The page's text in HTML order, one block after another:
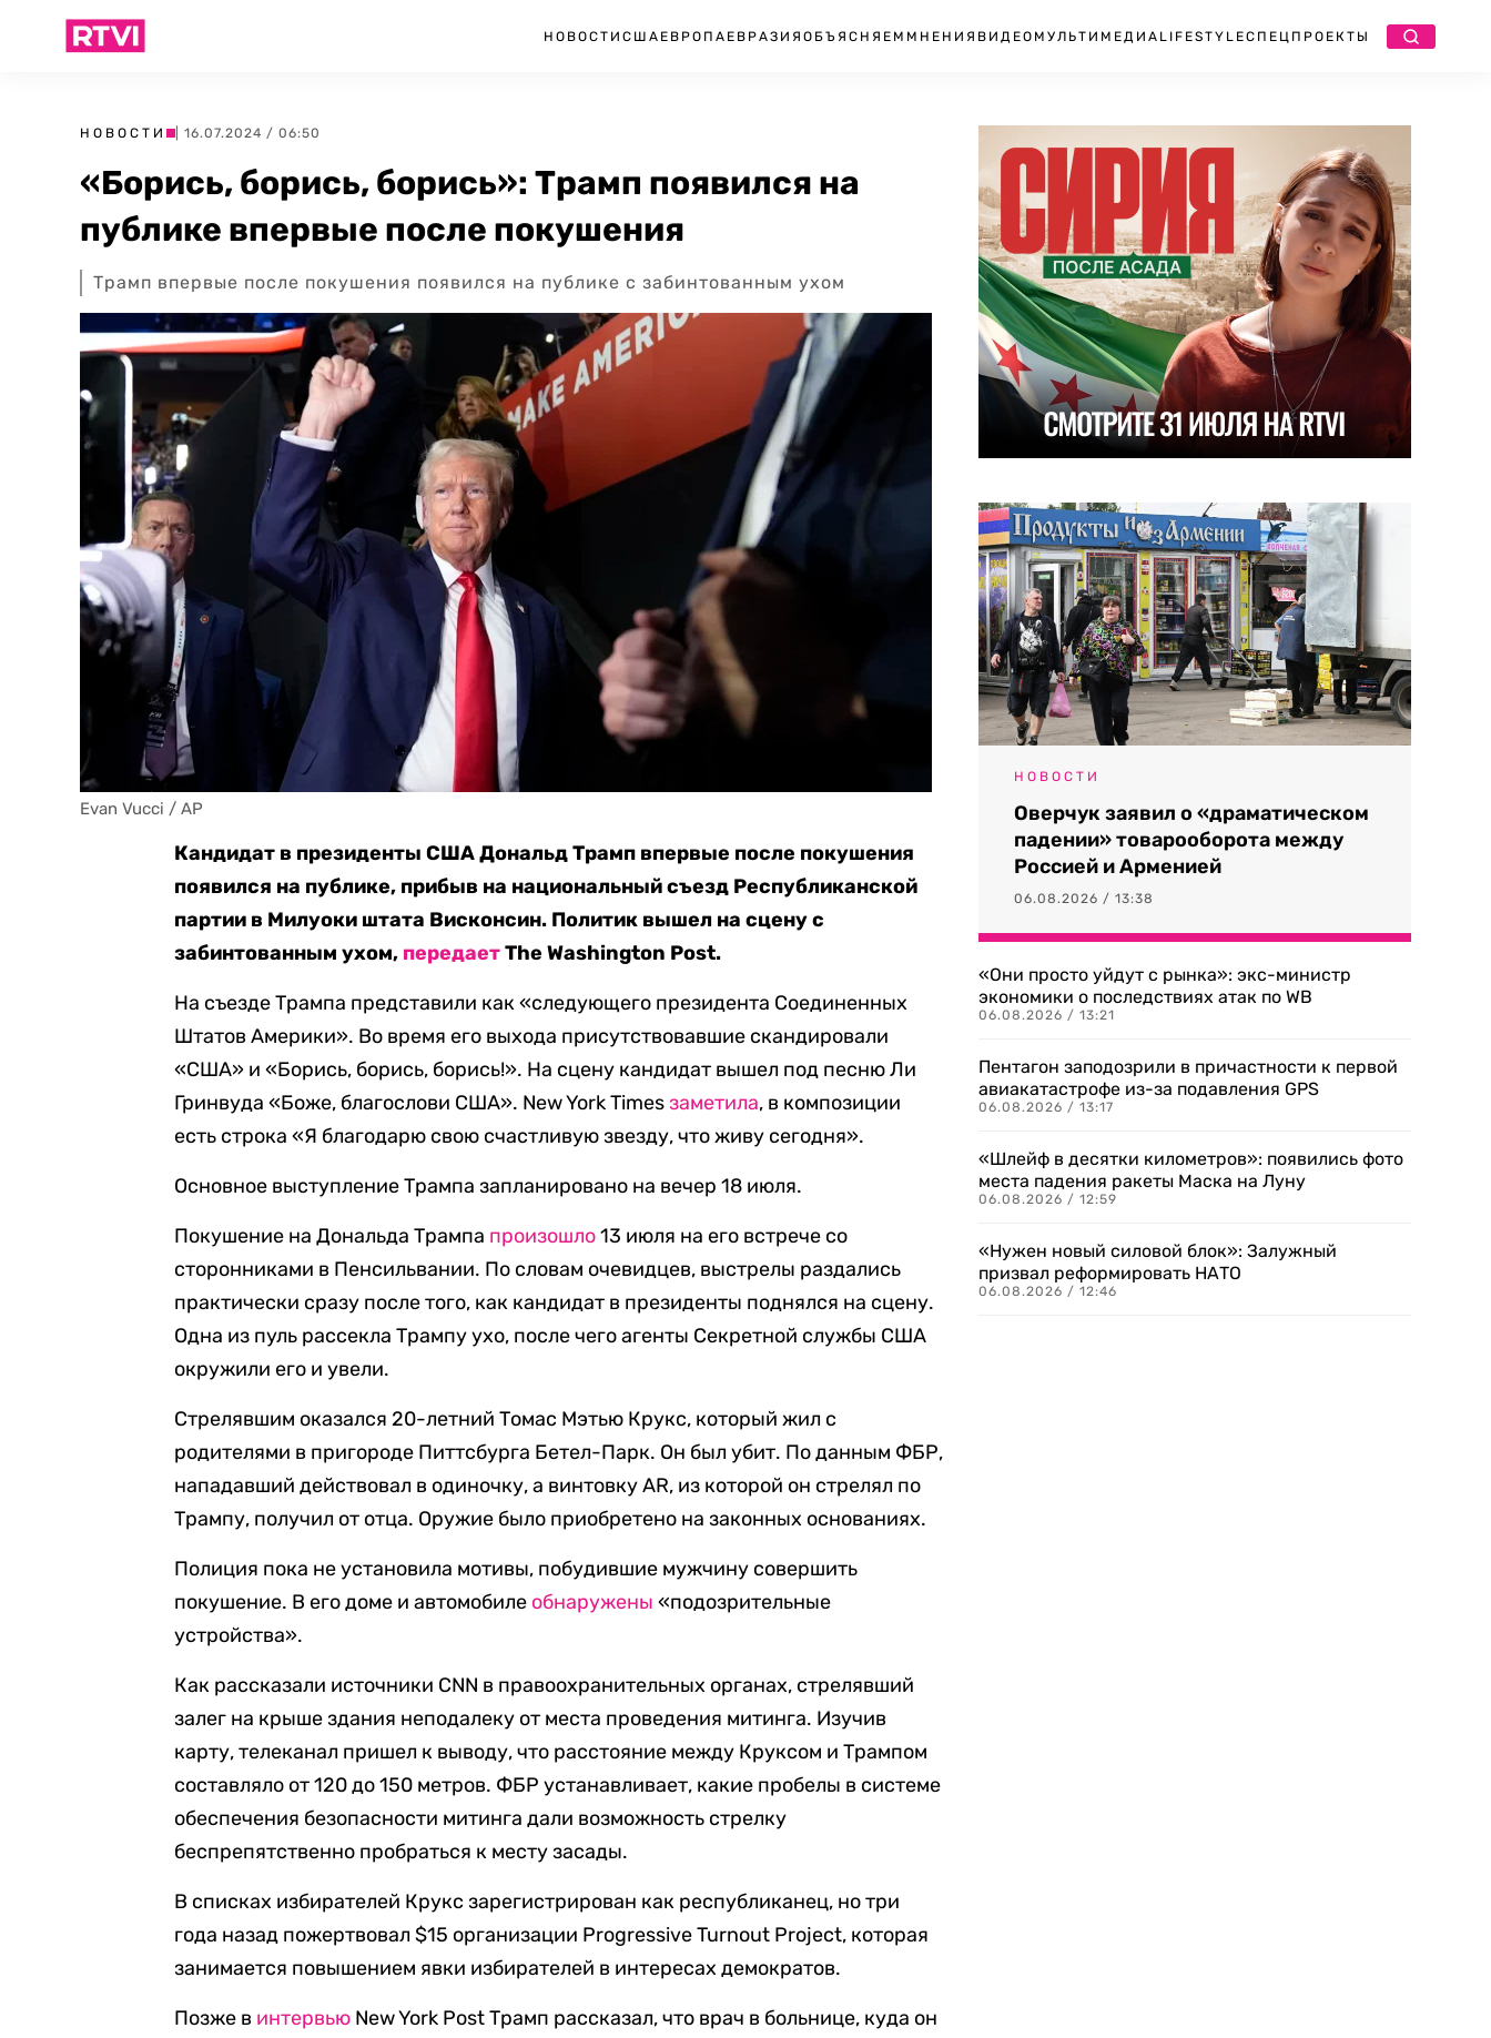
НОВОСТИ США ЕВРОПА ЕВРАЗИЯ ОБЪЯСНЯЕМ МНЕНИЯ ВИДЕО МУЛЬТИМЕДИА LIFESTYLEСПЕЦПРОЕКТЫ
НОВОСТИ | 16.07.2024 / 06:50
«Борись, борись, борись»: Трамп появился на
публике впервые после покушения
Трамп впервые после покушения появился на публике с забинтованным ухом
Evan Vucci / AP
Кандидат в президенты США Дональд Трамп впервые после покушения
появился на публике, прибыв на национальный съезд Республиканской
партии в Милуоки штата Висконсин. Политик вышел на сцену с
забинтованным ухом, передаетThe Washington Post.
На съезде Трампа представили как «следующего президента Соединенных
Штатов Америки». Во время его выхода присутствовавшие скандировали
«США» и «Борись, борись, борись!». На сцену кандидат вышел под песню Ли
Гринвуда «Боже, благослови США». New York Timesзаметила, в композиции
есть строка «Я благодарю свою счастливую звезду, что живу сегодня».
Основное выступление Трампа запланировано на вечер 18 июля.
Покушение на Дональда Трампа произошло13 июля на его встрече со
сторонниками в Пенсильвании. По словам очевидцев, выстрелы раздались
практически сразу после того, как кандидат в президенты поднялся на сцену.
Одна из пуль рассекла Трампу ухо, после чего агенты Секретной службы США
окружили его и увели.
Стрелявшим оказался 20-летний Томас Мэтью Крукс, который жил с
родителями в пригороде Питтсбурга Бетел-Парк. Он был убит. По данным ФБР,
нападавший действовал в одиночку, а винтовку AR, из которой он стрелял по
Трампу, получил от отца. Оружие было приобретено на законных основаниях.
Полиция пока не установила мотивы, побудившие мужчину совершить
покушение. В его доме и автомобиле обнаружены «подозрительные
устройства».
Как рассказали источники CNN в правоохранительных органах, стрелявший
залег на крыше здания неподалеку от места проведения митинга. Изучив
карту, телеканал пришел к выводу, что расстояние между Круксом и Трампом
составляло от 120 до 150 метров. ФБР устанавливает, какие пробелы в системе
обеспечения безопасности митинга дали возможность стрелку
беспрепятственно пробраться к месту засады.
В списках избирателей Крукс зарегистрирован как республиканец, но три
года назад пожертвовал $15 организации Progressive Turnout Project, которая
занимается повышением явки избирателей в интересах демократов.
Позже в интервью New York Post Трамп рассказал, что врач в больнице, куда он
НОВОСТИ
Оверчук заявил о «драматическом
падении» товарооборота между
Россией и Арменией
06.08.2026 / 13:38
«Они просто уйдут с рынка»: экс-министр
экономики о последствиях атак по WB
06.08.2026 / 13:21
Пентагон заподозрили в причастности к первой
авиакатастрофе из-за подавления GPS
06.08.2026 / 13:17
«Шлейф в десятки километров»: появились фото
места падения ракеты Маска на Луну
06.08.2026 / 12:59
«Нужен новый силовой блок»: Залужный
призвал реформировать НАТО
06.08.2026 / 12:46